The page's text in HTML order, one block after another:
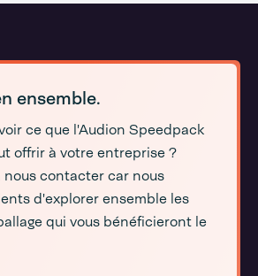
ensemble.
ce que l'Audion Speedpack
offrir à votre entreprise ?
nous contacter car nous
d'explorer ensemble les
qui vous bénéficieront le